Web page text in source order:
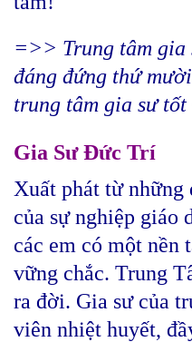
=>> Trung tâm gia
đáng đứng thứ
trung tâm gia sư
Gia Sư Đức Trí
Xuất phát từ những
của sự nghiệp giáo
các em có một nền
vững chắc. Trung
ra đời. Gia sư của
viên nhiệt huyết,